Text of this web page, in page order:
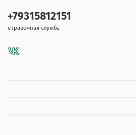
+79315812151
справочная служба